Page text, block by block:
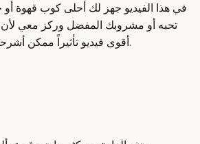
في هذا الفيديو جهز لك أحلى كوب قهوة
تحبه أو مشروبك المفضل وركز معي لأن
أقوى فيديو تأثيراً ممكن أشرحه في القناة على الإطلاق.